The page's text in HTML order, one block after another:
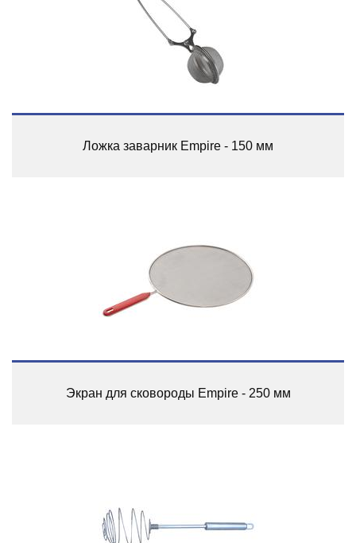
Ложка заварник Empire - 150 мм
Экран для сковороды Empire - 250 мм